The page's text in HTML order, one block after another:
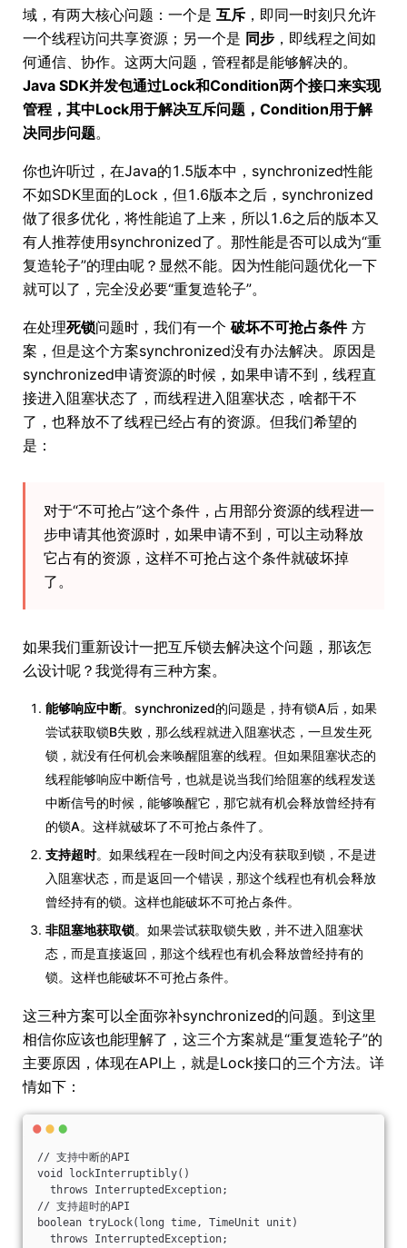
域，有两大核心问题：一个是 互斥 ，即同一时刻只允许
一个线程访问共享资源；另一个是 同步 ，即线程之间如
何通信、协作。这两大问题，管程都是能够解决的。
Java SDK并发包通过Lock和Condition两个接口来实现
管程，其中Lock用于解决互斥问题，Condition用于解
决同步问题。
你也许听过，在Java的1.5版本中，synchronized性能
不如SDK里面的Lock，但1.6版本之后，synchronized
做了很多优化，将性能追了上来，所以1.6之后的版本又
有人推荐使用synchronized了。那性能是否可以成为“重
复造轮子”的理由呢？显然不能。因为性能问题优化一下
就可以了，完全没必要“重复造轮子”。
在处理死锁问题时，我们有一个 破坏不可抢占条件方
案，但是这个方案synchronized没有办法解决。原因是
synchronized申请资源的时候，如果申请不到，线程直
接进入阻塞状态了，而线程进入阻塞状态，啥都干不
了，也释放不了线程已经占有的资源。但我们希望的
是：
对于“不可抢占”这个条件，占用部分资源的线程进一
步申请其他资源时，如果申请不到，可以主动释放
它占有的资源，这样不可抢占这个条件就破坏掉
了。
如果我们重新设计一把互斥锁去解决这个问题，那该怎
么设计呢？我觉得有三种方案。
能够响应中断。synchronized的问题是，持有锁A后，如果
尝试获取锁B失败，那么线程就进入阻塞状态，一旦发生死
锁，就没有任何机会来唤醒阻塞的线程。但如果阻塞状态的
线程能够响应中断信号，也就是说当我们给阻塞的线程发送
中断信号的时候，能够唤醒它，那它就有机会释放曾经持有
的锁A。这样就破坏了不可抢占条件了。
支持超时。如果线程在一段时间之内没有获取到锁，不是进
入阻塞状态，而是返回一个错误，那这个线程也有机会释放
曾经持有的锁。这样也能破坏不可抢占条件。
非阻塞地获取锁。如果尝试获取锁失败，并不进入阻塞状
态，而是直接返回，那这个线程也有机会释放曾经持有的
锁。这样也能破坏不可抢占条件。
这三种方案可以全面弥补synchronized的问题。到这里
相信你应该也能理解了，这三个方案就是“重复造轮子”的
主要原因，体现在API上，就是Lock接口的三个方法。详
情如下：
// 支持中断的API
void lockInterruptibly()
throws InterruptedException;
// 支持超时的API
boolean tryLock(long time, TimeUnit unit)
throws InterruptedException;